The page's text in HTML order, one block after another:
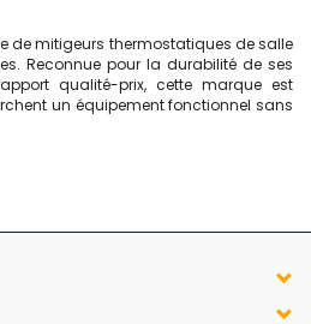
de mitigeurs thermostatiques de salle
Reconnue pour la durabilité de ses
qualité-prix, cette marque est
un équipement fonctionnel sans